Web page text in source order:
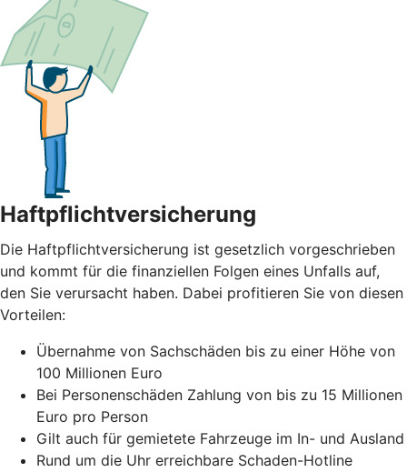
Haftpflichtversicherung
Die Haftpflichtversicherung ist gesetzlich vorgeschrieben
und kommt für die finanziellen Folgen eines Unfalls auf,
den Sie verursacht haben. Dabei profitieren Sie von diesen
Vorteilen:
Übernahme von Sachschäden bis zu einer Höhe von
100 Millionen Euro
Bei Personenschäden Zahlung von bis zu 15 Millionen
Euro pro Person
Gilt auch für gemietete Fahrzeuge im In- und Ausland
Rund um die Uhr erreichbare Schaden-Hotline